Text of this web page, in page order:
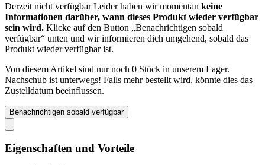
Derzeit nicht verfügbarLeider haben wir momentan keine
Informationen darüber, wann dieses Produkt wieder verfügbar
sein wird. Klicke auf den Button „Benachrichtigen sobald
verfügbar“ unten und wir informieren dich umgehend, sobald das
Produkt wieder verfügbar ist.
Von diesem Artikel sind nur noch 0 Stück in unserem Lager.
Nachschub ist unterwegs! Falls mehr bestellt wird, könnte dies das
Zustelldatum beeinflussen.
Benachrichtigen sobald verfügbar
Eigenschaften und Vorteile